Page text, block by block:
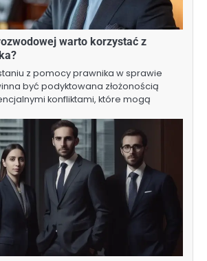
warto korzystać z
z pomocy prawnika w sprawie
być podyktowana złożonością
konfliktami, które mogą